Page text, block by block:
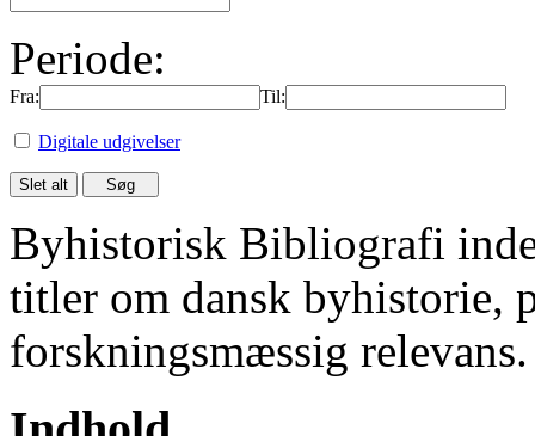
Periode:
Fra: Til:
Digitale udgivelser
Byhistorisk Bibliografi
titler om dansk byhistorie,
forskningsmæssig relevans.